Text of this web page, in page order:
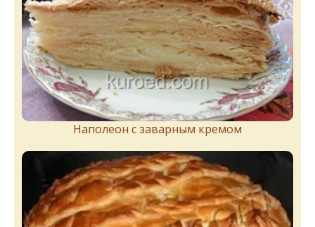
Наполеон с заварным кремом